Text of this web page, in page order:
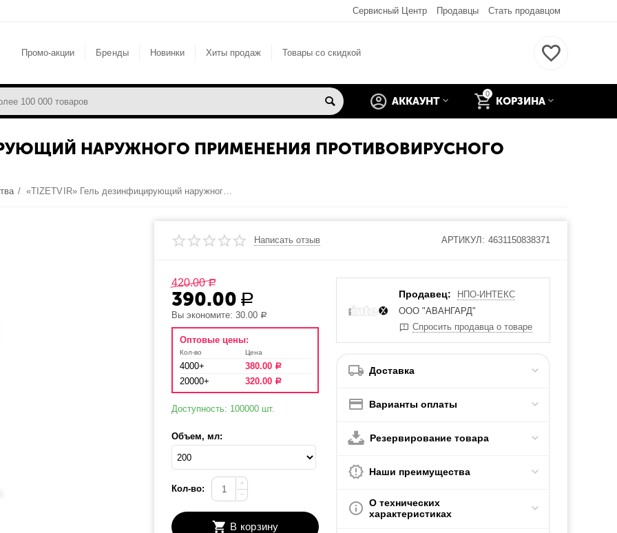
Сервисный Центр Продавцы Стать продавцом
Промо-акции Бренды Новинки Хиты продаж Товары со скидкой
0
КОРЗИНА
АККАУНТ
НАРУЖНОГО ПРИМЕНЕНИЯ ПРОТИВОВИРУСНОГО
/ «TIZETVIR» Гель дезинфицирующий наружного применения противовирусного действия объемом 200 мл.
Написать отзыв АРТИКУЛ: 4631150838371
420.00 Р
390.00 Р
Вы экономите:30.00 Р
Оптовые цены:
Кол-во
4000+
20000+
Цена
380.00 Р
320.00 Р
Доступность: 100000 шт.
Объем, мл:
Кол-во:
+
−
В корзину
Продавец:
НПО-ИНТЕКС
ООО "АВАНГАРД"
Спросить продавца о товаре
Доставка
Варианты оплаты
Резервирование товара
Наши преимущества
О технических
характеристиках